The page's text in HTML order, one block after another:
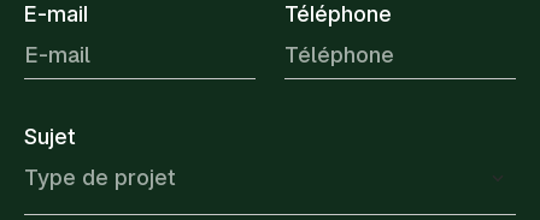
E-mail Téléphone
Sujet
Type de projet